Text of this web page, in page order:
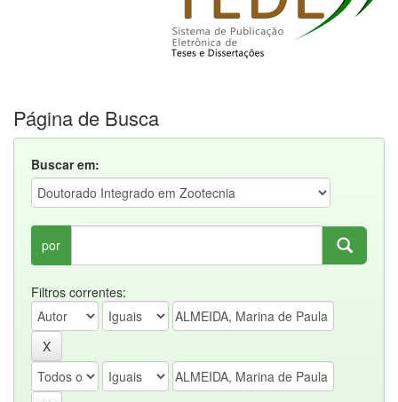
Página de Busca
Buscar em:
por
Filtros correntes: